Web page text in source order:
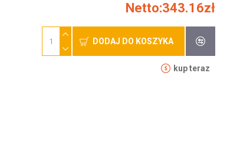
Netto:343.16zł
DODAJ DO KOSZYKA
kup teraz